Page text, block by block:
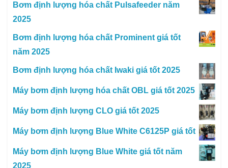
Bơm định lượng hóa chất Pulsafeeder năm
2025
Bơm định lượng hóa chất Prominent giá tốt
năm 2025
Bơm định lượng hóa chất Iwaki giá tốt 2025
Máy bơm định lượng hóa chất OBL giá tốt 2025
Máy bơm định lượng CLO giá tốt 2025
Máy bơm định lượng Blue White C6125P giá tốt
Máy bơm định lượng Blue White giá tốt năm
2025